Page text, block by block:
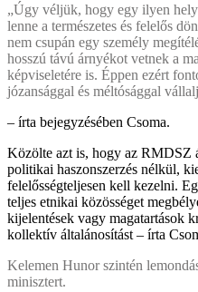
„Úgy véljük, hogy egy ilyen
lenne a természetes és felelős
nem csupán egy személy
hosszú távú árnyékot vetnek a
képviseletére is. Éppen ezért
józansággal és méltósággal
– írta bejegyzésében Csoma.
Közölte azt is, hogy az RMDSZ
politikai haszonszerzés nélkül,
felelősségteljesen kell kezelni.
teljes etnikai közösséget
kijelentések vagy magatartások
kollektív általánosítást – írta
Kelemen Hunor szintén
minisztert.